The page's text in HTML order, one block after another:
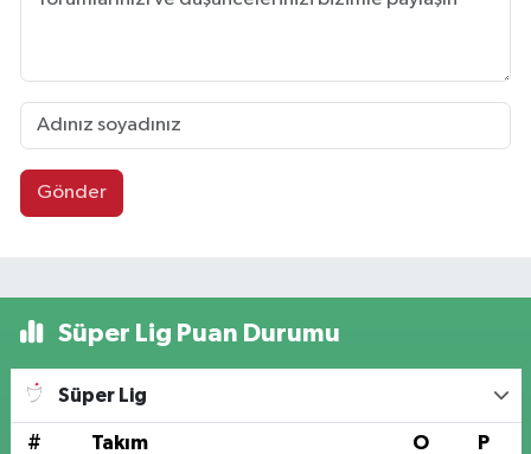
Gönder
Süper Lig Puan Durumu
Süper Lig
# Takım O P